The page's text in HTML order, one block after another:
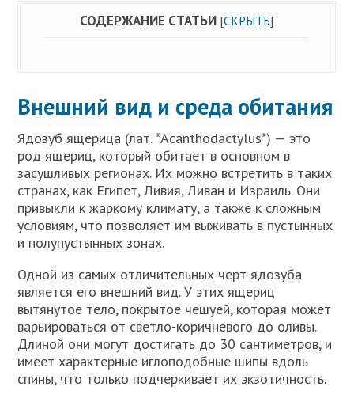
СОДЕРЖАНИЕ СТАТЬИ [СКРЫТЬ]
Внешний вид и среда обитания
Ядозуб ящерица (лат. *Acanthodactylus*) — это
род ящериц, который обитает в основном в
засушливых регионах. Их можно встретить в таких
странах, как Египет, Ливия, Ливан и Израиль. Они
привыкли к жаркому климату, а также к сложным
условиям, что позволяет им выживать в пустынных
и полупустынных зонах.
Одной из самых отличительных черт ядозуба
является его внешний вид. У этих ящериц
вытянутое тело, покрытое чешуей, которая может
варьироваться от светло-коричневого до оливы.
Длиной они могут достигать до 30 сантиметров, и
имеет характерные иглоподобные шипы вдоль
спины, что только подчеркивает их экзотичность.